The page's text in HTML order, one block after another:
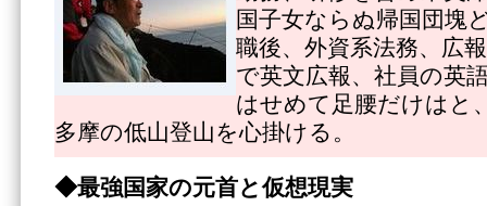
国子女ならぬ帰国団塊
職後、外資系法務、広
で英文広報、社員の英
はせめて足腰だけはと
多摩の低山登山を心掛ける。
◆最強国家の元首と仮想現実